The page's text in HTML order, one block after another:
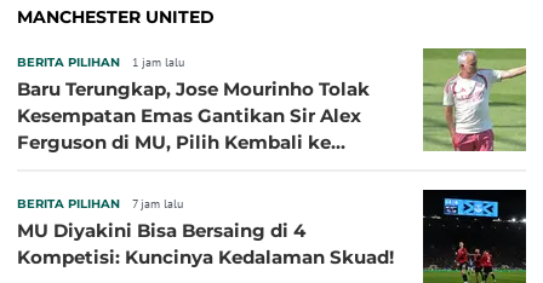
MANCHESTER UNITED
BERITA PILIHAN 1 jam lalu
Baru Terungkap, Jose Mourinho Tolak
Kesempatan Emas Gantikan Sir Alex
Ferguson di MU, Pilih Kembali ke
BERITA PILIHAN 7 jam lalu
MU Diyakini Bisa Bersaing di 4
Kompetisi: Kuncinya Kedalaman Skuad!